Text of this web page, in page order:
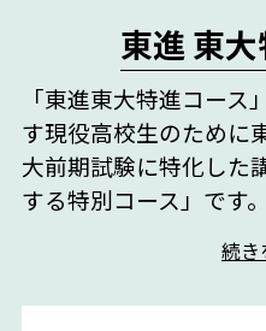
東進 東
「東進東大特進コー
す現役高校生のために
大前期試験に特化した
する特別コース」です。
続き